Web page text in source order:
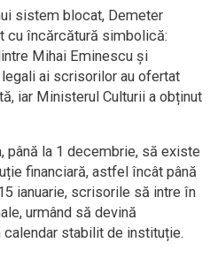
sistem blocat, Demeter
cu încărcătură simbolică:
Mihai Eminescu și
ai scrisorilor au ofertat
iar Ministerul Culturii a obținut
până la 1 decembrie, să existe
financiară, astfel încât până
ianuarie, scrisorile să intre în
urmând să devină
stabilit de instituție.